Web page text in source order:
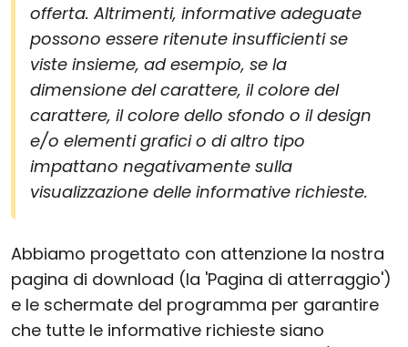
offerta. Altrimenti, informative adeguate
possono essere ritenute insufficienti se
viste insieme, ad esempio, se la
dimensione del carattere, il colore del
carattere, il colore dello sfondo o il design
e/o elementi grafici o di altro tipo
impattano negativamente sulla
visualizzazione delle informative richieste.
Abbiamo progettato con attenzione la nostra
pagina di download (la 'Pagina di atterraggio')
e le schermate del programma per garantire
che tutte le informative richieste siano